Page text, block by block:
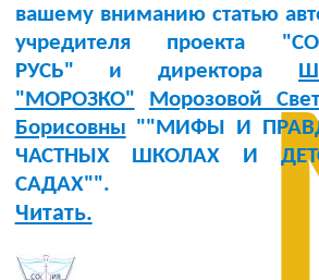
вашему вниманию статью
учредителя проекта
РУСЬ" и директора
"МОРОЗКО"
Морозовой
Борисовны ""МИФЫ И
ЧАСТНЫХ ШКОЛАХ И
САДАХ"".
Читать.